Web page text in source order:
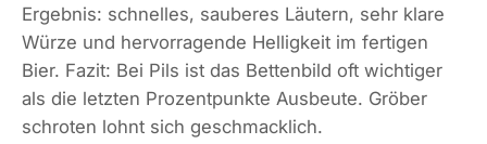
Ergebnis: schnelles, sauberes Läutern, sehr klare
Würze und hervorragende Helligkeit im fertigen
Bier. Fazit: Bei Pils ist das Bettenbild oft wichtiger
als die letzten Prozentpunkte Ausbeute. Gröber
schroten lohnt sich geschmacklich.